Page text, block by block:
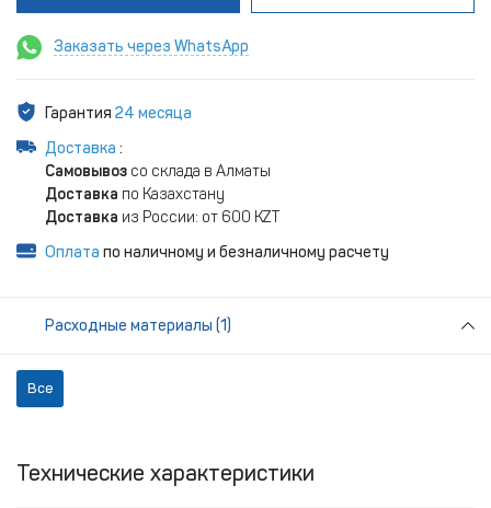
Заказать через WhatsApp
Гарантия 24 месяца
Доставка :
Самовывоз со склада в Алматы
Доставка по Казахстану
Доставка из России: от 600 KZT
Оплата по наличному и безналичному расчету
Расходные материалы (1)
Все
Технические характеристики